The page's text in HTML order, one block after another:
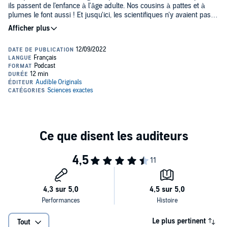
ils passent de l'enfance à l'âge adulte. Nos cousins à pattes et à
plumes le font aussi ! Et jusqu'ici, les scientifiques n'y avaient pas
vraiment prêté attention...
ces histoires piquantes ou vertigineuses que nous aimons raconter
dans les pages d'Epsiloon, le nouveau magazine d'actualité
scientifique édité par Unique Heritage Media. Chaque semaine,
notre journaliste vous embarque dans l'une des enquêtes de la
rédaction.
Au micro des journalistes de la rédaction d'
©2022 Audible Originals (P)2022 Unique Heritage Media
Tout Le plus pertinent